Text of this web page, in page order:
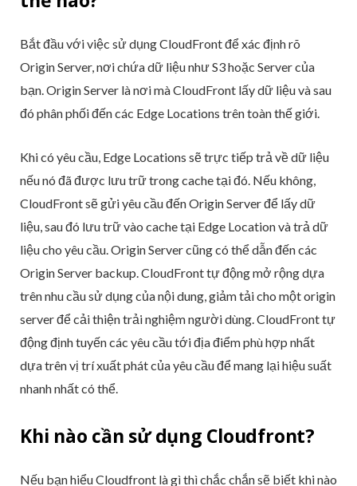
Bắt đầu với việc sử dụng CloudFront để xác định rõ
Origin Server, nơi chứa dữ liệu như S3 hoặc Server của
bạn. Origin Server là nơi mà CloudFront lấy dữ liệu và sau
đó phân phối đến các Edge Locations trên toàn thế giới.
Khi có yêu cầu, Edge Locations sẽ trực tiếp trả về dữ liệu
nếu nó đã được lưu trữ trong cache tại đó. Nếu không,
CloudFront sẽ gửi yêu cầu đến Origin Server để lấy dữ
liệu, sau đó lưu trữ vào cache tại Edge Location và trả dữ
liệu cho yêu cầu. Origin Server cũng có thể dẫn đến các
Origin Server backup. CloudFront tự động mở rộng dựa
trên nhu cầu sử dụng của nội dung, giảm tải cho một origin
server để cải thiện trải nghiệm người dùng. CloudFront tự
động định tuyến các yêu cầu tới địa điểm phù hợp nhất
dựa trên vị trí xuất phát của yêu cầu để mang lại hiệu suất
nhanh nhất có thể.
Khi nào cần sử dụng Cloudfront?
Nếu bạn hiểu Cloudfront là gì thì chắc chắn sẽ biết khi nào